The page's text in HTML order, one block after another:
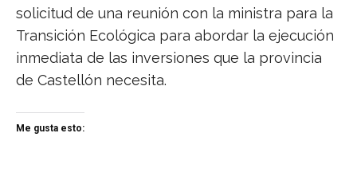
solicitud de una reunión con la ministra para la
Transición Ecológica para abordar la ejecución
inmediata de las inversiones que la provincia
de Castellón necesita.
Me gusta esto: